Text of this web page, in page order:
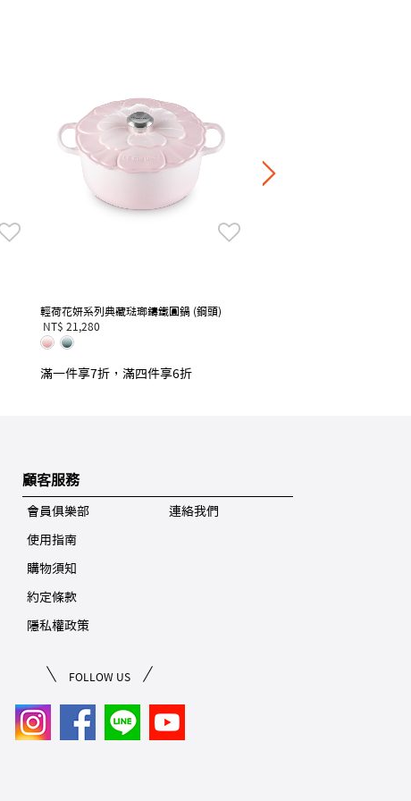
輕荷花妍系列典藏琺瑯鑄鐵圓鍋 (鋼頭)
NT$ 21,280
滿一件享7折，滿四件享6折
滿一件享7折，滿四件享6折
顧客服務
會員俱樂部
使用指南
購物須知
約定條款
隱私權政策
連絡我們
FOLLOW US